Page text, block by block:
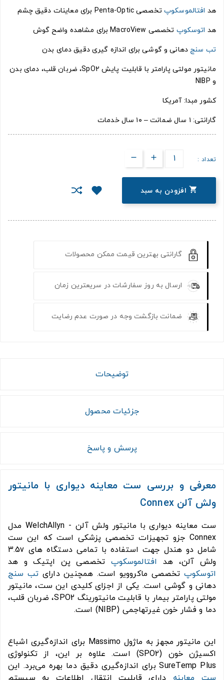
هد افتالموسکوپتخصصی Penta-Optic برای معاینات دقیق چشم
هد اتوسکوپ تخصصی MacroView برای مشاهده واضح گوش
تب سنج دهانی و گوشی برای اندازه گیری دقیق دمای بدن
مانیتور مولتی پارامتر با قابلیت پایش SpO2، ضربان قلب، دمای بدن
و NIBP
کشور مبدا: آمریکا
گارانتی: ۱ سال ضمانت – ۱۰ سال خدمات
تعداد :
 افزودن به سبد
گارانتی بهترین قیمت ممکن محصولات
ارسال به روز سفارشات در سریعترین زمان
ضمانت بازگشت وجه در صورت عدم رضایت
توضیحات
جزئیات محصول
پرسش و پاسخ
معرفی و بررسی ست معاينه ديواری با مانیتور
ولش آلن Connex
ست معاينه ديواری با مانیتور ولش آلن - WelchAllyn مدل
Connex جزو تجهیزات تخصصی پزشکی است که این ست
شامل دو هندل جهت استفاده با تمامی دستگاه های 3.5v
ولش آلن، هد افتالموسکوپ تخصصی پن اپتیک و هد
اتوسکوپتخصصی ماکروویو است. همچنین دارای تب سنج
دهانی و گوشی است. یکی از اجزای کلیدی این ست، مانیتور
مولتی پارامتر بیمار با قابلیت مانیتورینگ SPO2، ضربان قلب،
دما و فشار خون غیرتهاجمی (NIBP) است.
این مانیتور مجهز به ماژول Massimo برای اندازه‌گیری اشباع
اکسیژن خون (SPO2) است. علاوه بر این، از تکنولوژی
SureTemp Plus برای اندازه‌گیری دقیق دما بهره می‌برد. این